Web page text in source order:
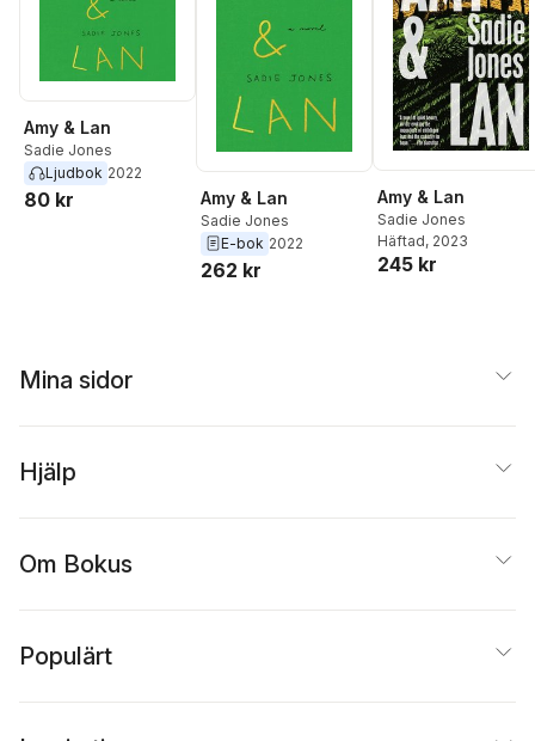
Amy & Lan
Sadie Jones
Ljudbok 2022
80 kr Amy & Lan
Sadie Jones
E-bok 2022
262 kr
Amy & Lan
Sadie Jones
Häftad, 2023
245 kr
Mina sidor
Hjälp
Om Bokus
Populärt